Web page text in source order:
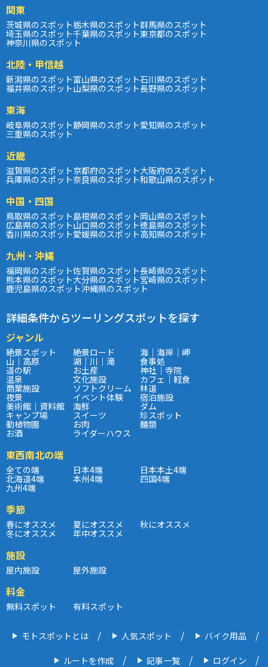
関東
茨城県のスポット栃木県のスポット群馬県のスポット
埼玉県のスポット千葉県のスポット東京都のスポット
神奈川県のスポット
北陸・甲信越
新潟県のスポット富山県のスポット石川県のスポット
福井県のスポット山梨県のスポット長野県のスポット
東海
岐阜県のスポット静岡県のスポット愛知県のスポット
三重県のスポット
近畿
滋賀県のスポット京都府のスポット大阪府のスポット
兵庫県のスポット奈良県のスポット和歌山県のスポット
中国・四国
鳥取県のスポット島根県のスポット岡山県のスポット
広島県のスポット山口県のスポット徳島県のスポット
香川県のスポット愛媛県のスポット高知県のスポット
九州・沖縄
福岡県のスポット佐賀県のスポット長崎県のスポット
熊本県のスポット大分県のスポット宮崎県のスポット
鹿児島県のスポット沖縄県のスポット
詳細条件からツーリングスポットを探す
ジャンル
絶景スポット 絶景ロード 海｜海岸｜岬
山｜高原 湖｜川｜滝 食事処
道の駅 お土産 神社｜寺院
温泉 文化施設 カフェ｜軽食
商業施設 ソフトクリーム 林道
夜景 イベント体験 宿泊施設
美術館｜資料館 海鮮 ダム
キャンプ場 スイーツ 珍スポット
動植物園 お肉 麺類
お酒 ライダーハウス
東西南北の端
全ての端 日本4端 日本本土4端
北海道4端 本州4端 四国4端
九州4端
季節
春にオススメ 夏にオススメ 秋にオススメ
冬にオススメ 年中オススメ
施設
屋内施設 屋外施設
料金
無料スポット 有料スポット
モトスポットとは 人気スポット バイク用品
ルートを作成 記事一覧 ログイン